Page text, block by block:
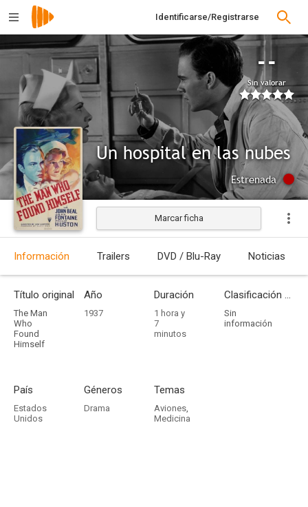
Identificarse/Registrarse
--
Sin valorar
Un hospital en las nubes
Estrenada
Marcar ficha
Información Trailers DVD / Blu-Ray Noticias
Título original
The Man
Who
Found
Himself
Año
1937
Duración
1 hora y
7
minutos
Clasificación por edades
Sin
información
País
Estados
Unidos
Géneros
Drama
Temas
Aviones,
Medicina